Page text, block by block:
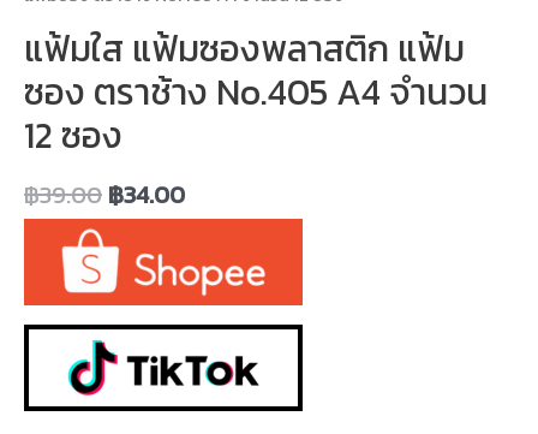
แฟ้มใส แฟ้มซองพลาสติก แฟ้ม
ซอง ตราช้าง No.405 A4 จำนวน
12 ซอง
฿39.00฿34.00